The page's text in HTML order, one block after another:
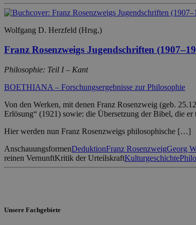
Wolfgang D. Herzfeld (Hrsg.)
Franz Rosenzweigs Jugendschriften
Philosophie: Teil I – Kant
BOETHIANA – Forschungsergebnisse zur Philosophie
Von den Werken, mit denen Franz Rosenzweig (geb.
Erlösung“ (1921) sowie: die Übersetzung der Bibel, die
Hier werden nun Franz Rosenzweigs philosophische […]
AnschauungsformenDeduktionFranz RosenzweigGeorg
reinen VernunftKritik der UrteilskraftKulturgeschichte
Unsere Fachgebiete